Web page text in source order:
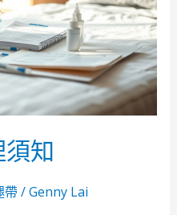
知
帶 /Genny Lai